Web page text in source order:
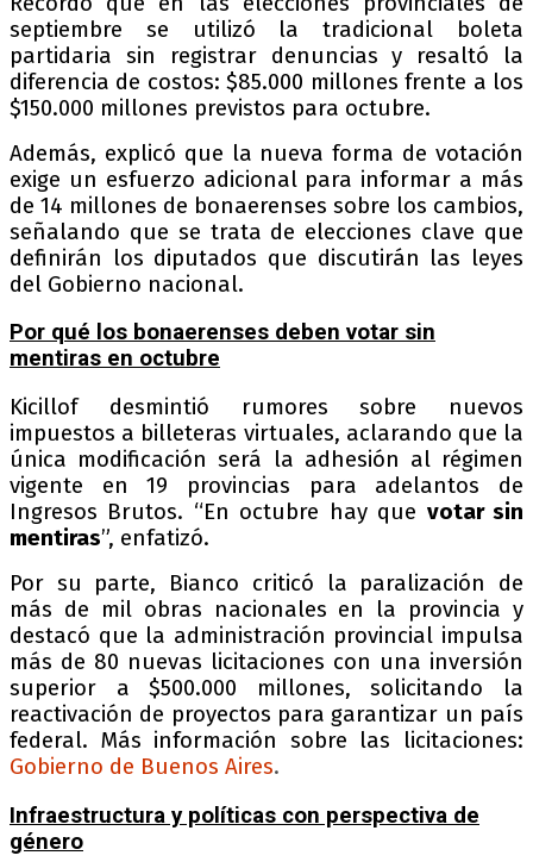
septiembre se utilizó la tradicional boleta
partidaria sin registrar denuncias y resaltó la
diferencia de costos: $85.000 millones frente a los
$150.000 millones previstos para octubre.
Además, explicó que la nueva forma de votación
exige un esfuerzo adicional para informar a más
de 14 millones de bonaerenses sobre los cambios,
señalando que se trata de elecciones clave que
definirán los diputados que discutirán las leyes
del Gobierno nacional.
Por qué los bonaerenses deben votar sin
mentiras en octubre
Kicillof desmintió rumores sobre nuevos
impuestos a billeteras virtuales, aclarando que la
única modificación será la adhesión al régimen
vigente en 19 provincias para adelantos de
Ingresos Brutos. “En octubre hay que votar sin
mentiras”, enfatizó.
Por su parte, Bianco criticó la paralización de
más de mil obras nacionales en la provincia y
destacó que la administración provincial impulsa
más de 80 nuevas licitaciones con una inversión
superior a $500.000 millones, solicitando la
reactivación de proyectos para garantizar un país
federal. Más información sobre las licitaciones:
Gobierno de Buenos Aires.
Infraestructura y políticas con perspectiva de
género